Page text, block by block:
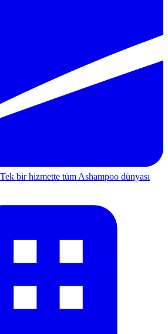
Tek bir hizmette tüm Ashampoo dünyası